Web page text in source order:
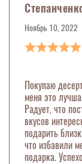
Ноябрь 10, 2022
Покупаю
меня это
Радует, что
вкусов
подарить
что избавили
подарка.